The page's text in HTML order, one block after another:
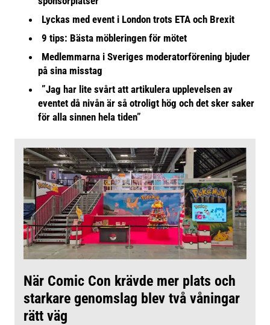
Lyckas med event i London trots ETA och Brexit
9 tips: Bästa möbleringen för mötet
Medlemmarna i Sveriges moderatorförening bjuder
på sina misstag
”Jag har lite svårt att artikulera upplevelsen av
eventet då nivån är så otroligt hög och det sker saker
för alla sinnen hela tiden”
När Comic Con krävde mer plats och
starkare genomslag blev två våningar
rätt väg